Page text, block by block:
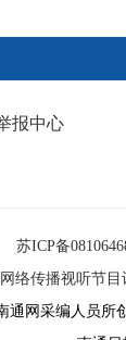
报中心
苏ICP备
络传播视听节目
通网采编人员所